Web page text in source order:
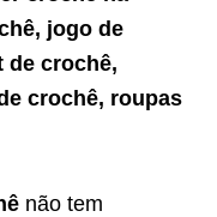
jogo de
de crochê,
crochê, roupas
não tem